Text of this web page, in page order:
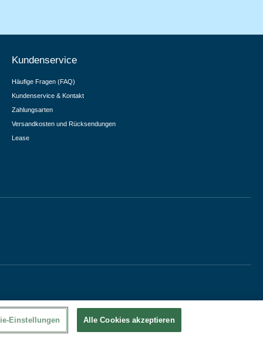
Kundenservice
Häufige Fragen (FAQ)
Kundenservice & Kontakt
Zahlungsarten
Versandkosten und Rücksendungen
Lease
Einstellungen Alle Cookies akzeptieren